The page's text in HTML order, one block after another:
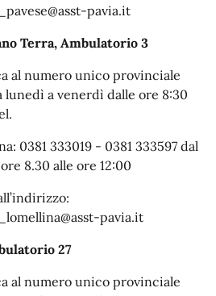
pavia.it
Terra, Ambulatorio 3
al numero unico provinciale
lunedì a venerdì dalle ore 8:30
0381 333019 - 0381 333597 dal
8.30 alle ore 12:00
pavia.it
27
al numero unico provinciale